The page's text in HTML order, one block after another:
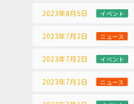
2023年8月5日 イベント
2023年7月2日 ニュース
2023年7月2日 イベント
2023年7月1日 ニュース